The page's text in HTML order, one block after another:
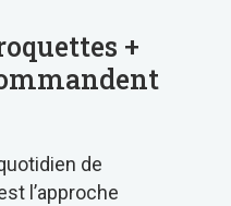
+
de
l’approche